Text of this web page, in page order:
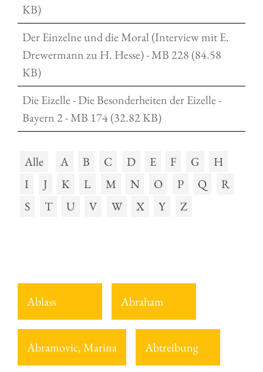
KB)
Der Einzelne und die Moral (Interview mit E.
Drewermann zu H. Hesse) - MB 228 (84.58
KB)
Die Eizelle - Die Besonderheiten der Eizelle -
Bayern 2 - MB 174 (32.82 KB)
Alle A B C D E F G
H
I
J K L M N O P Q
R
S
T U V W X Y Z
Ablass Abraham
Abramovic, Marina Abtreibung